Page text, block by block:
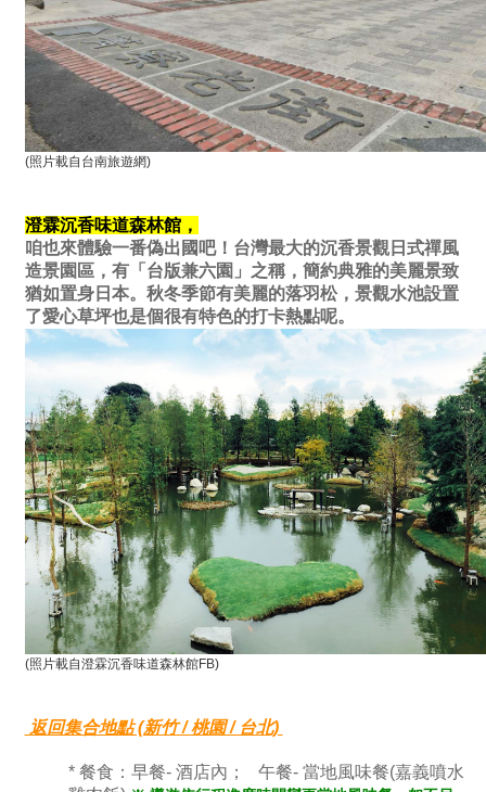
(照片載自台南旅遊網)
澄霖沉香味道森林館，
​咱也來體驗一番偽出國吧！台灣最大的沉香景觀日式禪風
造景園區，有「台版兼六園」之稱，簡約典雅的美麗景致
猶如置身日本。秋冬季節有美麗的落羽松，景觀水池設置
了愛心草坪也是個很有特色的打卡熱點呢。
(照片載自澄霖沉香味道森林館FB)
返回集合地點 (新竹 / 桃園 / 台北)
* 餐食：早餐- 酒店內； 午餐- 當地風味餐(嘉義噴水